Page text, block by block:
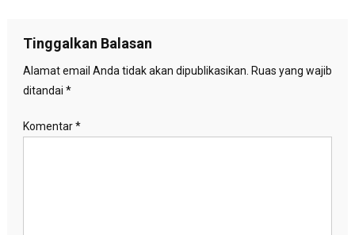
Tinggalkan Balasan
Alamat email Anda tidak akan dipublikasikan. Ruas yang wajib
ditandai *
Komentar*